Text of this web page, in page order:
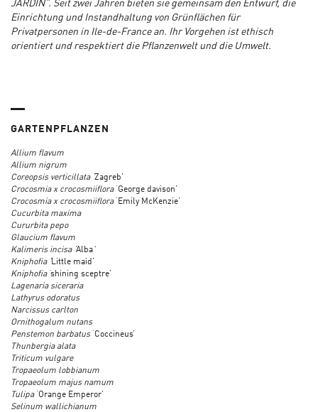
JARDIN”. Seit zwei Jahren bieten sie gemeinsam den Entwurf, die
Einrichtung und Instandhaltung von Grünflächen für
Privatpersonen in Ile-de-France an. Ihr Vorgehen ist ethisch
orientiert und respektiert die Pflanzenwelt und die Umwelt.
GARTENPFLANZEN
Allium flavum
Allium nigrum
Coreopsis verticillata ‘ Zagreb’
Crocosmia x crocosmiiflora ‘George davison’
Crocosmia x crocosmiiflora ‘Emily McKenzie’
Cucurbita maxima
Cururbita pepo
Glaucium flavum
Kalimeris incisa ‘ Alba
Kniphofia ‘ Little maid’
Kniphofia ‘shining sceptre’
Lagenaria siceraria
Lathyrus odoratus
Narcissus carlton
Ornithogalum nutans
Penstemon barbatus ‘Coccineus’
Thunbergia alata
Triticum vulgare
Tropaeolum lobbianum
Tropaeolum majus namum
Tulipa‘Orange Emperor’
Selinum wallichianum